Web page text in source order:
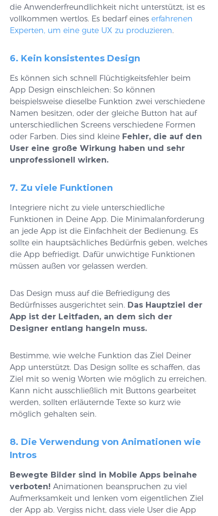
die Anwenderfreundlichkeit nicht unterstützt, ist es
vollkommen wertlos. Es bedarf eines erfahrenen
Experten, um eine gute UX zu produzieren.
6. Kein konsistentes Design
Es können sich schnell Flüchtigkeitsfehler beim
App Design einschleichen: So können
beispielsweise dieselbe Funktion zwei verschiedene
Namen besitzen, oder der gleiche Button hat auf
unterschiedlichen Screens verschiedene Formen
oder Farben. Dies sind kleine Fehler, die auf den
User eine große Wirkung haben und sehr
unprofessionell wirken.
7. Zu viele Funktionen
Integriere nicht zu viele unterschiedliche
Funktionen in Deine App. Die Minimalanforderung
an jede App ist die Einfachheit der Bedienung. Es
sollte ein hauptsächliches Bedürfnis geben, welches
die App befriedigt. Dafür unwichtige Funktionen
müssen außen vor gelassen werden.
Das Design muss auf die Befriedigung des
Bedürfnisses ausgerichtet sein. Das Hauptziel der
App ist der Leitfaden, an dem sich der
Designer entlang hangeln muss.
Bestimme, wie welche Funktion das Ziel Deiner
App unterstützt. Das Design sollte es schaffen, das
Ziel mit so wenig Worten wie möglich zu erreichen.
Kann nicht ausschließlich mit Buttons gearbeitet
werden, sollten erläuternde Texte so kurz wie
möglich gehalten sein.
8. Die Verwendung von Animationen wie
Intros
Bewegte Bilder sind in Mobile Apps beinahe
verboten! Animationen beanspruchen zu viel
Aufmerksamkeit und lenken vom eigentlichen Ziel
der App ab. Vergiss nicht, dass viele User die App